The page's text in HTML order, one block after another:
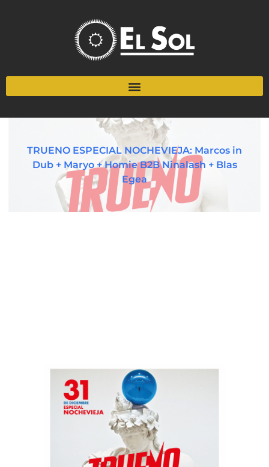
TRUENO ESPECIAL NOCHEVIEJA: Marcos in
Dub + Maryo + Homie B2B Ninalash + Blas
Egea